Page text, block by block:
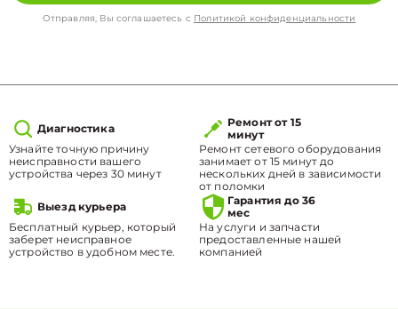
Отправляя, Вы соглашаетесь с Политикой конфиденциальности
Диагностика
Узнайте точную причину
неисправности вашего
устройства через 30 минут
Ремонт от 15
минут
Ремонт сетевого оборудования
занимает от 15 минут до
нескольких дней в зависимости
от поломки
Выезд курьера
Бесплатный курьер, который
заберет неисправное
устройство в удобном месте.
Гарантия до 36
мес
На услуги и запчасти
предоставленные нашей
компанией